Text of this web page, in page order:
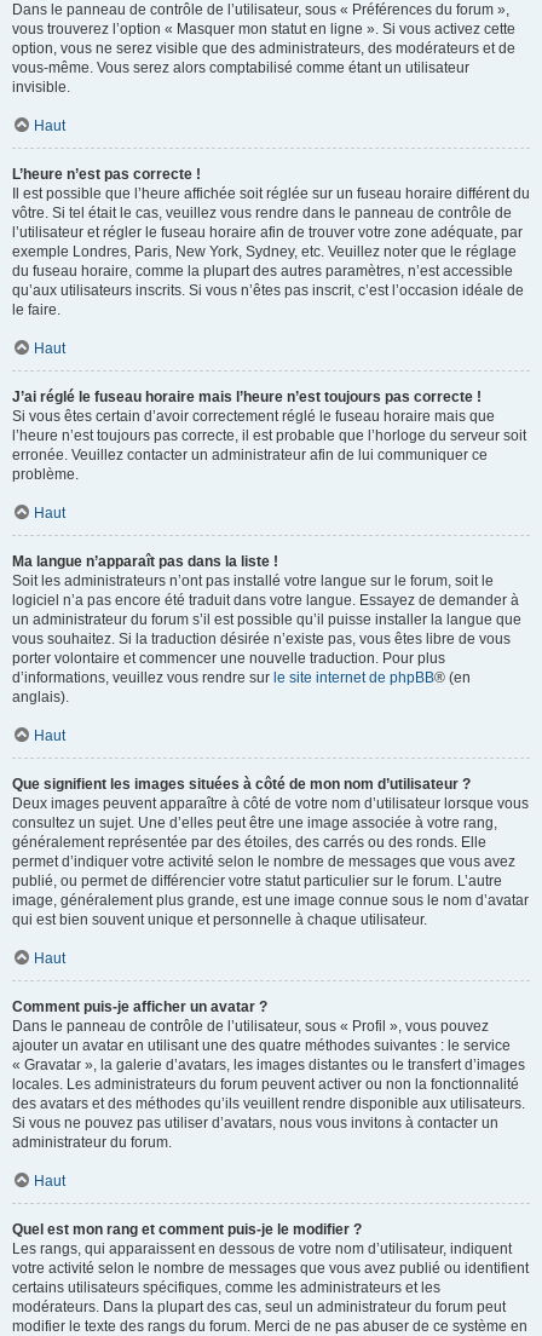
Dans le panneau de contrôle de l’utilisateur, sous « Préférences du forum »,
vous trouverez l’option « Masquer mon statut en ligne ». Si vous activez cette
option, vous ne serez visible que des administrateurs, des modérateurs et de
vous-même. Vous serez alors comptabilisé comme étant un utilisateur
invisible.
Haut
L’heure n’est pas correcte !
Il est possible que l’heure affichée soit réglée sur un fuseau horaire différent du
vôtre. Si tel était le cas, veuillez vous rendre dans le panneau de contrôle de
l’utilisateur et régler le fuseau horaire afin de trouver votre zone adéquate, par
exemple Londres, Paris, New York, Sydney, etc. Veuillez noter que le réglage
du fuseau horaire, comme la plupart des autres paramètres, n’est accessible
qu’aux utilisateurs inscrits. Si vous n’êtes pas inscrit, c’est l’occasion idéale de
le faire.
Haut
J’ai réglé le fuseau horaire mais l’heure n’est toujours pas correcte !
Si vous êtes certain d’avoir correctement réglé le fuseau horaire mais que
l’heure n’est toujours pas correcte, il est probable que l’horloge du serveur soit
erronée. Veuillez contacter un administrateur afin de lui communiquer ce
problème.
Haut
Ma langue n’apparaît pas dans la liste !
Soit les administrateurs n’ont pas installé votre langue sur le forum, soit le
logiciel n’a pas encore été traduit dans votre langue. Essayez de demander à
un administrateur du forum s’il est possible qu’il puisse installer la langue que
vous souhaitez. Si la traduction désirée n’existe pas, vous êtes libre de vous
porter volontaire et commencer une nouvelle traduction. Pour plus
d’informations, veuillez vous rendre sur le site internet de phpBB® (en
anglais).
Haut
Que signifient les images situées à côté de mon nom d’utilisateur ?
Deux images peuvent apparaître à côté de votre nom d’utilisateur lorsque vous
consultez un sujet. Une d’elles peut être une image associée à votre rang,
généralement représentée par des étoiles, des carrés ou des ronds. Elle
permet d’indiquer votre activité selon le nombre de messages que vous avez
publié, ou permet de différencier votre statut particulier sur le forum. L’autre
image, généralement plus grande, est une image connue sous le nom d’avatar
qui est bien souvent unique et personnelle à chaque utilisateur.
Haut
Comment puis-je afficher un avatar ?
Dans le panneau de contrôle de l’utilisateur, sous « Profil », vous pouvez
ajouter un avatar en utilisant une des quatre méthodes suivantes : le service
« Gravatar », la galerie d’avatars, les images distantes ou le transfert d’images
locales. Les administrateurs du forum peuvent activer ou non la fonctionnalité
des avatars et des méthodes qu’ils veuillent rendre disponible aux utilisateurs.
Si vous ne pouvez pas utiliser d’avatars, nous vous invitons à contacter un
administrateur du forum.
Haut
Quel est mon rang et comment puis-je le modifier ?
Les rangs, qui apparaissent en dessous de votre nom d’utilisateur, indiquent
votre activité selon le nombre de messages que vous avez publié ou identifient
certains utilisateurs spécifiques, comme les administrateurs et les
modérateurs. Dans la plupart des cas, seul un administrateur du forum peut
modifier le texte des rangs du forum. Merci de ne pas abuser de ce système en